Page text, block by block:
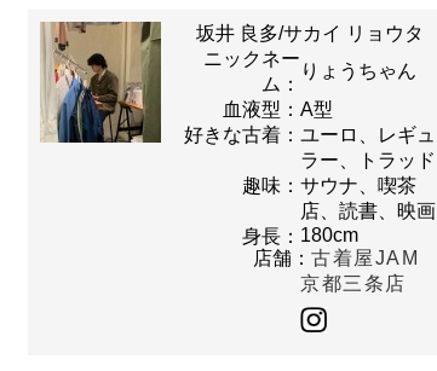
坂井 良多/サカイ リョウタ
ニックネー
ム：
りょうちゃん
血液型： A型
好きな古着： ユーロ、レギュ
ラー、トラッド
趣味： サウナ、喫茶
店、読書、映画
身長： 180cm
店舗： 古着屋JAM
京都三条店